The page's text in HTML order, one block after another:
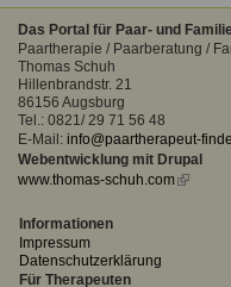
vergessen?
Anmelden
Das Portal für Paar- und
Paartherapie / Paarberatung /
Thomas Schuh
Hillenbrandstr. 21
86156 Augsburg
Tel.: 0821/ 29 71 56 48
E-Mail: info@paartherapeut-
Webentwicklung mit Drupal
www.thomas-schuh.com(link
Informationen
Impressum
Datenschutzerklärung
Für Therapeuten